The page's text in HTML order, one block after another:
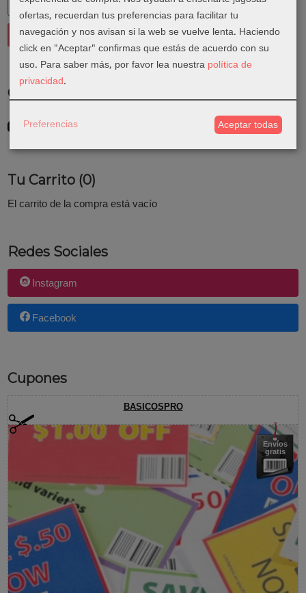
Costes de Envío
GRATIS *
Consultar Destinos
Tu Carrito (0)
El carrito de la compra está vacío
Redes Sociales
Instagram
Facebook
Cupones
BASICOSPRO
Envíos
gratis
ofertas, recuerdan tus preferencias para facilitar tu
navegación y nos avisan si la web se vuelve lenta. Haciendo
click en "Aceptar" confirmas que estás de acuerdo con su
uso. Para saber más, por favor lea nuestra política de
privacidad.
Preferencias Aceptar todas